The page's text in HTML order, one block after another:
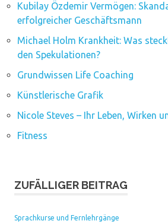
Kubilay Özdemir Vermögen:
erfolgreicher Geschäftsmann
Michael Holm Krankheit: Was
den Spekulationen?
Grundwissen Life Coaching
Künstlerische Grafik
Nicole Steves – Ihr Leben, Wirken
Fitness
ZUFÄLLIGER BEITRAG
Sprachkurse und Fernlehrgänge